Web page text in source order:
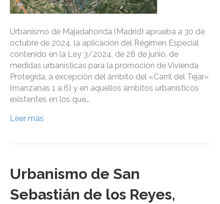
Urbanismo de Majadahonda (Madrid) aprueba a 30 de
octubre de 2024, la aplicación del Régimen Especial
contenido en la Ley 3/2024, de 28 de junio, de
medidas urbanísticas para la promoción de Vivienda
Protegida, a excepción del ámbito del «Carril del Tejar»
(manzanas 1 a 6) y en aquellos ámbitos urbanísticos
existentes en los que…
Leer más
Urbanismo de San
Sebastián de los Reyes,